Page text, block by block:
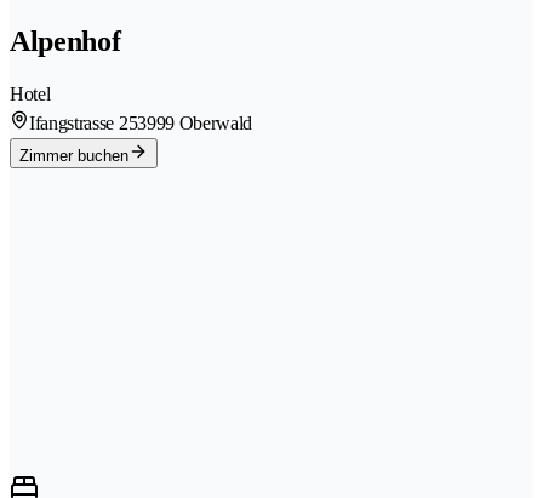
Alpenhof
Hotel
Ifangstrasse 253999 Oberwald
Zimmer buchen